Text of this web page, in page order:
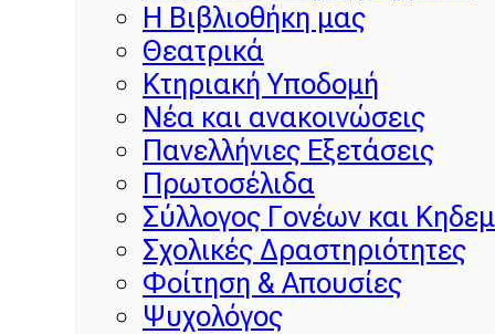
Η Βιβλιοθήκη μας
Θεατρικά
Κτηριακή Υποδομή
Νέα και ανακοινώσεις
Πανελλήνιες Εξετάσεις
Πρωτοσέλιδα
Σύλλογος Γονέων και
Σχολικές Δραστηριότητες
Φοίτηση & Απουσίες
Ψυχολόγος